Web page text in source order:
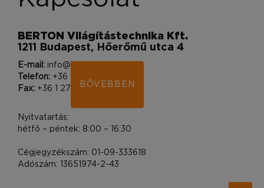
1211 Budapest, Hőerőmű utca 4
E-mail: info@bertonlighting.hu
Telefon: +36 1 400 9212
Fax: +36 1 276 0830
hétfő – péntek: 8:00 – 16:30
Adószám: 13651974-2-43